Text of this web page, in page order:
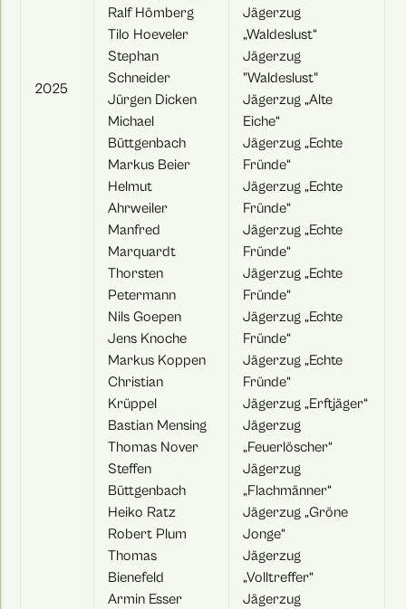
2025
Ralf Hömberg
Tilo Hoeveler
Stephan
Schneider
Jürgen Dicken
Michael
Büttgenbach
Markus Beier
Helmut
Ahrweiler
Manfred
Marquardt
Thorsten
Petermann
Nils Goepen
Jens Knoche
Markus Koppen
Christian
Krüppel
Bastian Mensing
Thomas Nover
Steffen
Büttgenbach
Heiko Ratz
Robert Plum
Thomas
Bienefeld
Armin Esser
Jägerzug
„Waldeslust“
Jägerzug
"Waldeslust"
Jägerzug „Alte
Eiche“
Jägerzug „Echte
Fründe“
Jägerzug „Echte
Fründe“
Jägerzug „Echte
Fründe“
Jägerzug „Echte
Fründe“
Jägerzug „Echte
Fründe“
Jägerzug „Echte
Fründe“
Jägerzug „Erftjäger“
Jägerzug
„Feuerlöscher“
Jägerzug
„Flachmänner“
Jägerzug „Gröne
Jonge“
Jägerzug
„Volltreffer“
Jägerzug